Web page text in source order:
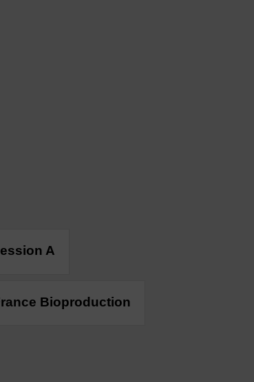
A
Bioproduction